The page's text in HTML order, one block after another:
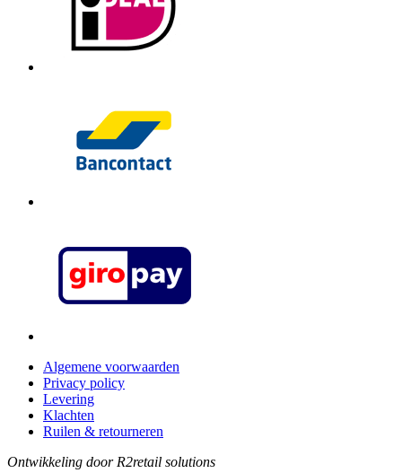
Algemene voorwaarden
Privacy policy
Levering
Klachten
Ruilen & retourneren
Ontwikkeling door R2retail solutions